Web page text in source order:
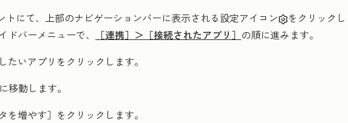
トにて、上部のナビゲーションバーに表示される設定アイコン
をクリックし
ドバーメニューで、
［連携］＞［接続されたアプリ］ の順に進みます。
たいアプリ をクリックします。
移動します。
を増やす］ をクリックします。